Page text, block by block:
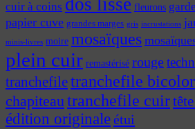
cuir à coins dos lisse fleurons
papier cuve grandes marges gris incrustations
minis-livres moire mosaïques
plein cuir remastérisé rouge
tranchefiletranchefile
chapiteautranchefile cuir
édition originaleétui